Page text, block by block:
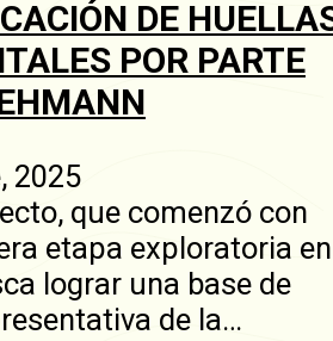
DE
POR PARTE
2025
que comenzó con
etapa exploratoria en
lograr una base de
de la…